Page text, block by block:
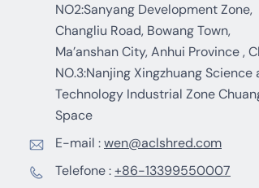
NO2:Sanyang Development Zone,
Changliu Road, Bowang Town,
Ma’anshan City, Anhui Province ,
NO.3:Nanjing Xingzhuang Science
Technology Industrial Zone
Space
E-mail :wen@aclshred.com
Telefone :+86-13399550007